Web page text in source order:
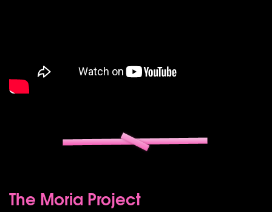
The Moria Project